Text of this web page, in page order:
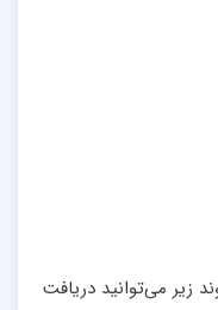
پیوند زیر می‌توانید دریافت